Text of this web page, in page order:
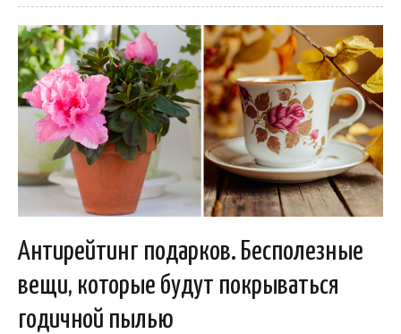
Антирейтинг подарков. Бесполезные
вещи, которые будут покрываться
годичной пылью